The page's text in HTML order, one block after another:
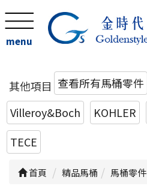
menu
其他項目 查看所有馬桶零件
Villeroy&Boch
KOHLER
TECE
首頁 精品馬桶 馬桶零件